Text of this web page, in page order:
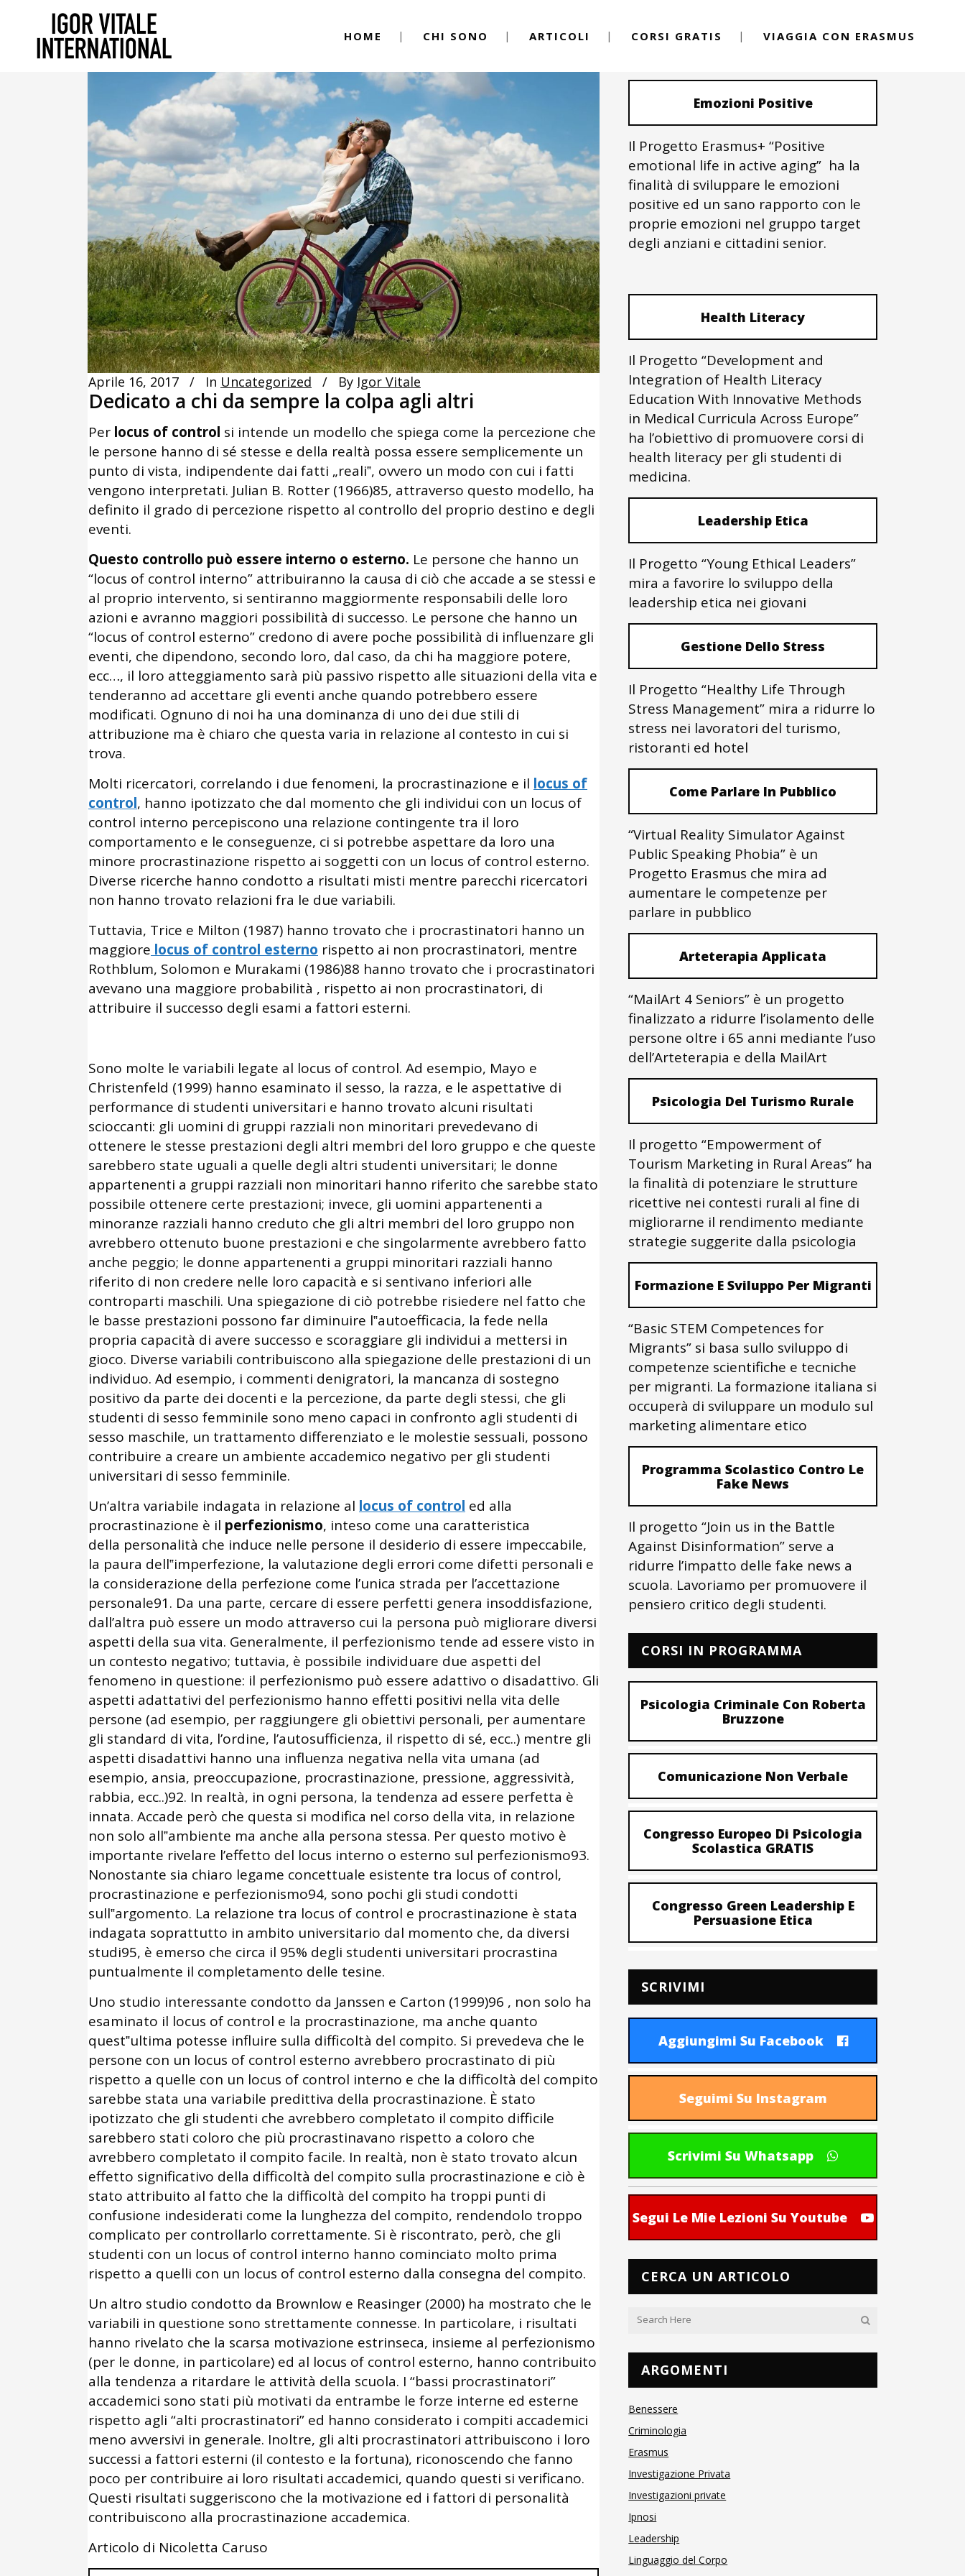
HOME CHI SONO ARTICOLI CORSI GRATIS VIAGGIA CON ERASMUS
Aprile 16, 2017 In Uncategorized By Igor Vitale
Dedicato a chi da sempre la colpa agli altri
Per locus of control si intende un modello che spiega come la percezione che
le persone hanno di sé stesse e della realtà possa essere semplicemente un
punto di vista, indipendente dai fatti „reali‟, ovvero un modo con cui i fatti
vengono interpretati. Julian B. Rotter (1966)85, attraverso questo modello, ha
definito il grado di percezione rispetto al controllo del proprio destino e degli
eventi.
Questo controllo può essere interno o esterno. Le persone che hanno un
“locus of control interno” attribuiranno la causa di ciò che accade a se stessi e
al proprio intervento, si sentiranno maggiormente responsabili delle loro
azioni e avranno maggiori possibilità di successo. Le persone che hanno un
“locus of control esterno” credono di avere poche possibilità di influenzare gli
eventi, che dipendono, secondo loro, dal caso, da chi ha maggiore potere,
ecc…, il loro atteggiamento sarà più passivo rispetto alle situazioni della vita e
tenderanno ad accettare gli eventi anche quando potrebbero essere
modificati. Ognuno di noi ha una dominanza di uno dei due stili di
attribuzione ma è chiaro che questa varia in relazione al contesto in cui si
trova.
Molti ricercatori, correlando i due fenomeni, la procrastinazione e il locus of
control, hanno ipotizzato che dal momento che gli individui con un locus of
control interno percepiscono una relazione contingente tra il loro
comportamento e le conseguenze, ci si potrebbe aspettare da loro una
minore procrastinazione rispetto ai soggetti con un locus of control esterno.
Diverse ricerche hanno condotto a risultati misti mentre parecchi ricercatori
non hanno trovato relazioni fra le due variabili.
Tuttavia, Trice e Milton (1987) hanno trovato che i procrastinatori hanno un
maggiore locus of control esterno rispetto ai non procrastinatori, mentre
Rothblum, Solomon e Murakami (1986)88 hanno trovato che i procrastinatori
avevano una maggiore probabilità , rispetto ai non procrastinatori, di
attribuire il successo degli esami a fattori esterni.
Sono molte le variabili legate al locus of control. Ad esempio, Mayo e
Christenfeld (1999) hanno esaminato il sesso, la razza, e le aspettative di
performance di studenti universitari e hanno trovato alcuni risultati
scioccanti: gli uomini di gruppi razziali non minoritari prevedevano di
ottenere le stesse prestazioni degli altri membri del loro gruppo e che queste
sarebbero state uguali a quelle degli altri studenti universitari; le donne
appartenenti a gruppi razziali non minoritari hanno riferito che sarebbe stato
possibile ottenere certe prestazioni; invece, gli uomini appartenenti a
minoranze razziali hanno creduto che gli altri membri del loro gruppo non
avrebbero ottenuto buone prestazioni e che singolarmente avrebbero fatto
anche peggio; le donne appartenenti a gruppi minoritari razziali hanno
riferito di non credere nelle loro capacità e si sentivano inferiori alle
controparti maschili. Una spiegazione di ciò potrebbe risiedere nel fatto che
le basse prestazioni possono far diminuire l‟autoefficacia, la fede nella
propria capacità di avere successo e scoraggiare gli individui a mettersi in
gioco. Diverse variabili contribuiscono alla spiegazione delle prestazioni di un
individuo. Ad esempio, i commenti denigratori, la mancanza di sostegno
positivo da parte dei docenti e la percezione, da parte degli stessi, che gli
studenti di sesso femminile sono meno capaci in confronto agli studenti di
sesso maschile, un trattamento differenziato e le molestie sessuali, possono
contribuire a creare un ambiente accademico negativo per gli studenti
universitari di sesso femminile.
Un’altra variabile indagata in relazione al locus of control ed alla
procrastinazione è il perfezionismo, inteso come una caratteristica
della personalità che induce nelle persone il desiderio di essere impeccabile,
la paura dell‟imperfezione, la valutazione degli errori come difetti personali e
la considerazione della perfezione come l’unica strada per l’accettazione
personale91. Da una parte, cercare di essere perfetti genera insoddisfazione,
dall’altra può essere un modo attraverso cui la persona può migliorare diversi
aspetti della sua vita. Generalmente, il perfezionismo tende ad essere visto in
un contesto negativo; tuttavia, è possibile individuare due aspetti del
fenomeno in questione: il perfezionismo può essere adattivo o disadattivo. Gli
aspetti adattativi del perfezionismo hanno effetti positivi nella vita delle
persone (ad esempio, per raggiungere gli obiettivi personali, per aumentare
gli standard di vita, l’ordine, l’autosufficienza, il rispetto di sé, ecc..) mentre gli
aspetti disadattivi hanno una influenza negativa nella vita umana (ad
esempio, ansia, preoccupazione, procrastinazione, pressione, aggressività,
rabbia, ecc..)92. In realtà, in ogni persona, la tendenza ad essere perfetta è
innata. Accade però che questa si modifica nel corso della vita, in relazione
non solo all‟ambiente ma anche alla persona stessa. Per questo motivo è
importante rivelare l’effetto del locus interno o esterno sul perfezionismo93.
Nonostante sia chiaro legame concettuale esistente tra locus of control,
procrastinazione e perfezionismo94, sono pochi gli studi condotti
sull‟argomento. La relazione tra locus of control e procrastinazione è stata
indagata soprattutto in ambito universitario dal momento che, da diversi
studi95, è emerso che circa il 95% degli studenti universitari procrastina
puntualmente il completamento delle tesine.
Uno studio interessante condotto da Janssen e Carton (1999)96 , non solo ha
esaminato il locus of control e la procrastinazione, ma anche quanto
quest‟ultima potesse influire sulla difficoltà del compito. Si prevedeva che le
persone con un locus of control esterno avrebbero procrastinato di più
rispetto a quelle con un locus of control interno e che la difficoltà del compito
sarebbe stata una variabile predittiva della procrastinazione. È stato
ipotizzato che gli studenti che avrebbero completato il compito difficile
sarebbero stati coloro che più procrastinavano rispetto a coloro che
avrebbero completato il compito facile. In realtà, non è stato trovato alcun
effetto significativo della difficoltà del compito sulla procrastinazione e ciò è
stato attribuito al fatto che la difficoltà del compito ha troppi punti di
confusione indesiderati come la lunghezza del compito, rendendolo troppo
complicato per controllarlo correttamente. Si è riscontrato, però, che gli
studenti con un locus of control interno hanno cominciato molto prima
rispetto a quelli con un locus of control esterno dalla consegna del compito.
Un altro studio condotto da Brownlow e Reasinger (2000) ha mostrato che le
variabili in questione sono strettamente connesse. In particolare, i risultati
hanno rivelato che la scarsa motivazione estrinseca, insieme al perfezionismo
(per le donne, in particolare) ed al locus of control esterno, hanno contribuito
alla tendenza a ritardare le attività della scuola. I “bassi procrastinatori”
accademici sono stati più motivati da entrambe le forze interne ed esterne
rispetto agli “alti procrastinatori” ed hanno considerato i compiti accademici
meno avversivi in generale. Inoltre, gli alti procrastinatori attribuiscono i loro
successi a fattori esterni (il contesto e la fortuna), riconoscendo che fanno
poco per contribuire ai loro risultati accademici, quando questi si verificano.
Questi risultati suggeriscono che la motivazione ed i fattori di personalità
contribuiscono alla procrastinazione accademica.
Articolo di Nicoletta Caruso
Emozioni Positive
Il Progetto Erasmus+ “Positive
emotional life in active aging” ha la
finalità di sviluppare le emozioni
positive ed un sano rapporto con le
proprie emozioni nel gruppo target
degli anziani e cittadini senior.
Health Literacy
Il Progetto “Development and
Integration of Health Literacy
Education With Innovative Methods
in Medical Curricula Across Europe”
ha l’obiettivo di promuovere corsi di
health literacy per gli studenti di
medicina.
Leadership Etica
Il Progetto “Young Ethical Leaders”
mira a favorire lo sviluppo della
leadership etica nei giovani
Gestione Dello Stress
Il Progetto “Healthy Life Through
Stress Management” mira a ridurre lo
stress nei lavoratori del turismo,
ristoranti ed hotel
Come Parlare In Pubblico
“Virtual Reality Simulator Against
Public Speaking Phobia” è un
Progetto Erasmus che mira ad
aumentare le competenze per
parlare in pubblico
Arteterapia Applicata
“MailArt 4 Seniors” è un progetto
finalizzato a ridurre l’isolamento delle
persone oltre i 65 anni mediante l’uso
dell’Arteterapia e della MailArt
Psicologia Del Turismo Rurale
Il progetto “Empowerment of
Tourism Marketing in Rural Areas” ha
la finalità di potenziare le strutture
ricettive nei contesti rurali al fine di
migliorarne il rendimento mediante
strategie suggerite dalla psicologia
Formazione E Sviluppo Per Migranti
“Basic STEM Competences for
Migrants” si basa sullo sviluppo di
competenze scientifiche e tecniche
per migranti. La formazione italiana si
occuperà di sviluppare un modulo sul
marketing alimentare etico
Programma Scolastico Contro Le
Fake News
Il progetto “Join us in the Battle
Against Disinformation” serve a
ridurre l’impatto delle fake news a
scuola. Lavoriamo per promuovere il
pensiero critico degli studenti.
CORSI IN PROGRAMMA
Psicologia Criminale Con Roberta
Bruzzone
Comunicazione Non Verbale
Congresso Europeo Di Psicologia
Scolastica GRATIS
Congresso Green Leadership E
Persuasione Etica
SCRIVIMI
Aggiungimi Su Facebook
Seguimi Su Instagram
Scrivimi Su Whatsapp
Segui Le Mie Lezioni Su Youtube
CERCA UN ARTICOLO
ARGOMENTI
Benessere
Criminologia
Erasmus
Investigazione Privata
Investigazioni private
Ipnosi
Leadership
Linguaggio del Corpo